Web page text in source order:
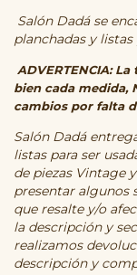
Salón Dadá se
planchadas y listas
ADVERTENCIA:
bien cada medida,
cambios por falta
Salón Dadá
listas para ser
de piezas Vintage
presentar algunos
que resalte y/o
la descripción y
realizamos
descripción y